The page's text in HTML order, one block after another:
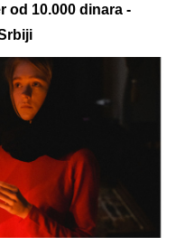
od 10.000 dinara -